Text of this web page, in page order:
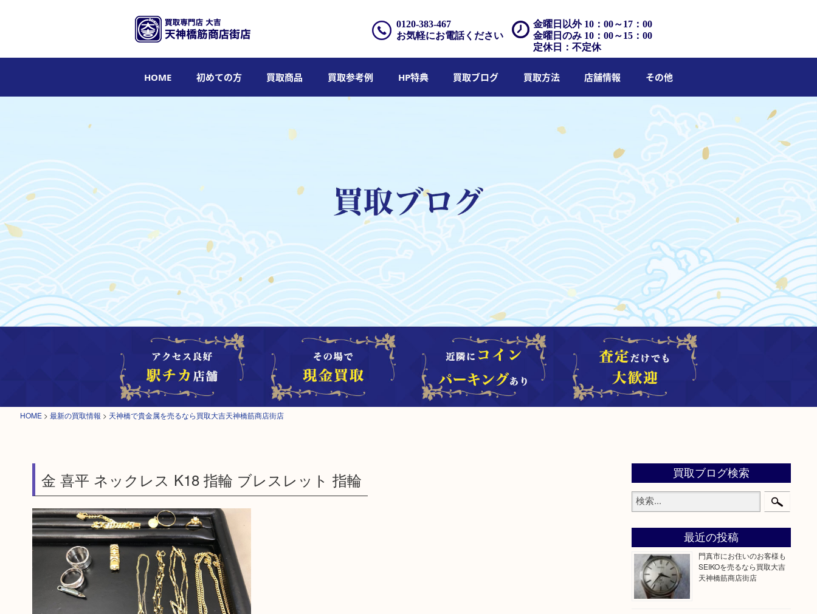
金曜日以外 10：00～17：00
金曜日のみ 10：00～15：00
定休日：不定休
0120-383-467
お気軽にお電話ください
HOME 初めての方 買取商品 買取参考例 HP特典 買取ブログ 買取方法 店舗情報 その他
HOME > 最新の買取情報 > 天神橋で貴金属を売るなら買取大吉天神橋筋商店街店
金 喜平 ネックレス K18 指輪 ブレスレット 指輪 買取ブログ検索
最近の投稿
門真市にお住いのお客様も
SEIKOを売るなら買取大吉
天神橋筋商店街店